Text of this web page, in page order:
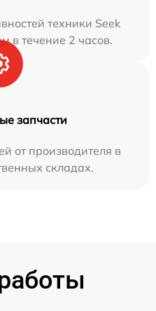
техники Seek
в течение 2 часов.
запчасти
от производителя в
складах.